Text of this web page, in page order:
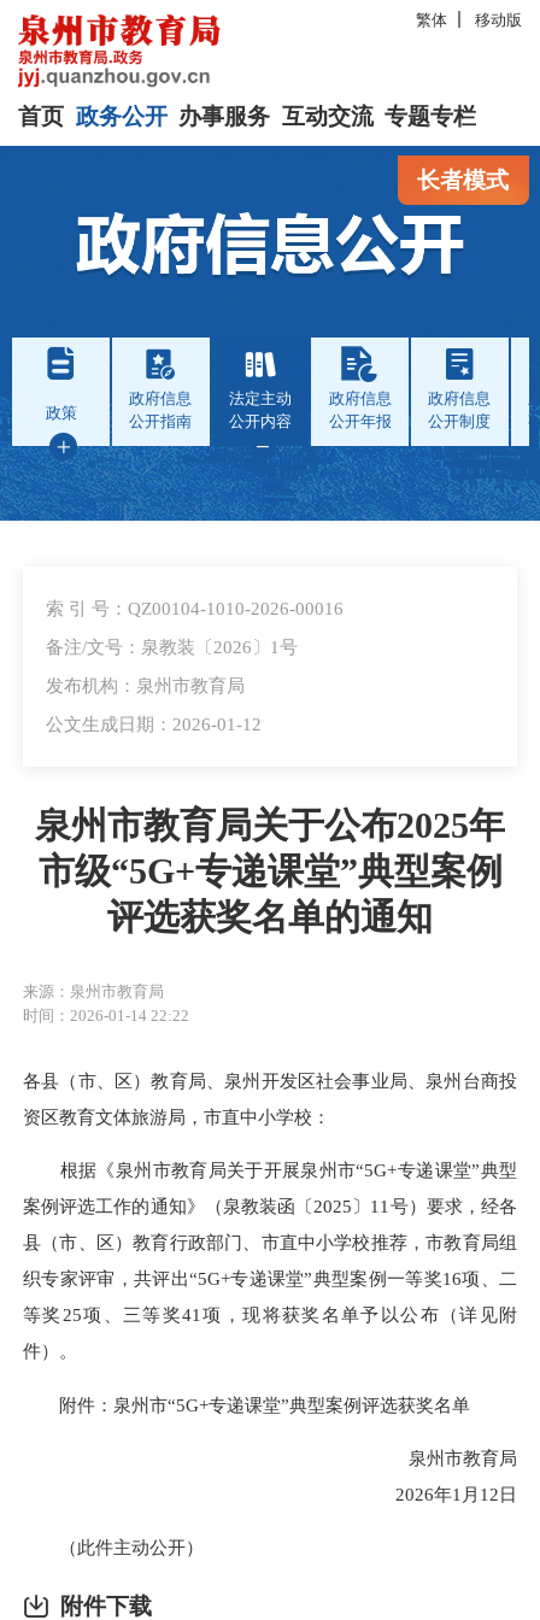
繁体 移动版
首页 政务公开 办事服务 互动交流 专题专栏
长者模式
政策
政府信息
公开指南
法定主动
公开内容
政府信息
公开年报
政府信息
公开制度
索 引 号：QZ00104-1010-2026-00016
备注/文号：泉教装〔2026〕1号
发布机构：泉州市教育局
公文生成日期：2026-01-12
泉州市教育局关于公布2025年
市级“5G+专递课堂”典型案例
评选获奖名单的通知
来源：泉州市教育局
时间：2026-01-14 22:22
各县（市、区）教育局、泉州开发区社会事业局、泉州台商投
资区教育文体旅游局，市直中小学校：
根据《泉州市教育局关于开展泉州市“5G+专递课堂”典型
案例评选工作的通知》（泉教装函〔2025〕11号）要求，经各
县（市、区）教育行政部门、市直中小学校推荐，市教育局组
织专家评审，共评出“5G+专递课堂”典型案例一等奖16项、二
等奖25项、三等奖41项，现将获奖名单予以公布（详见附
件）。
附件：泉州市“5G+专递课堂”典型案例评选获奖名单
泉州市教育局
2026年1月12日
（此件主动公开）
附件下载